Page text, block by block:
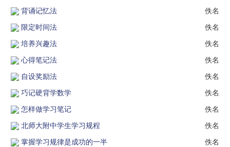
背诵记忆法
佚名
限定时间法
佚名
培养兴趣法
佚名
心得笔记法
佚名
自设奖励法
佚名
巧记硬背学数学
佚名
怎样做学习笔记
佚名
北师大附中学生学习规程
佚名
掌握学习规律是成功的一半
佚名